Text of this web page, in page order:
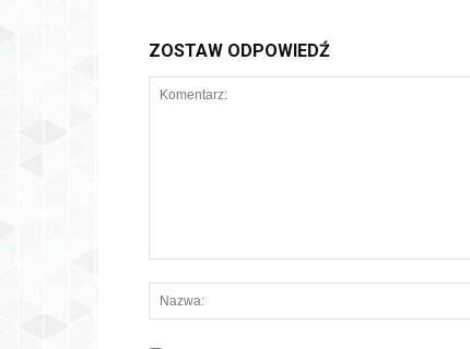
ZOSTAW ODPOWIEDŹ